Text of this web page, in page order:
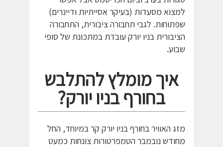
למצוא מסעדות (בעיקר אסייתיות ודיינרים)
שפתוחות. לגבי תחבורה ציבורית, התחבורה
הציבורית בניו יורק עובדת במתכונת של סופי
שבוע.
איך מומלץ להתלבש
בחורף בניו יורק?
מזג האוויר בחורף בניו יורק קר במיוחד, החל
מחודש נובמבר הטמפרטורות צונחות כמעט